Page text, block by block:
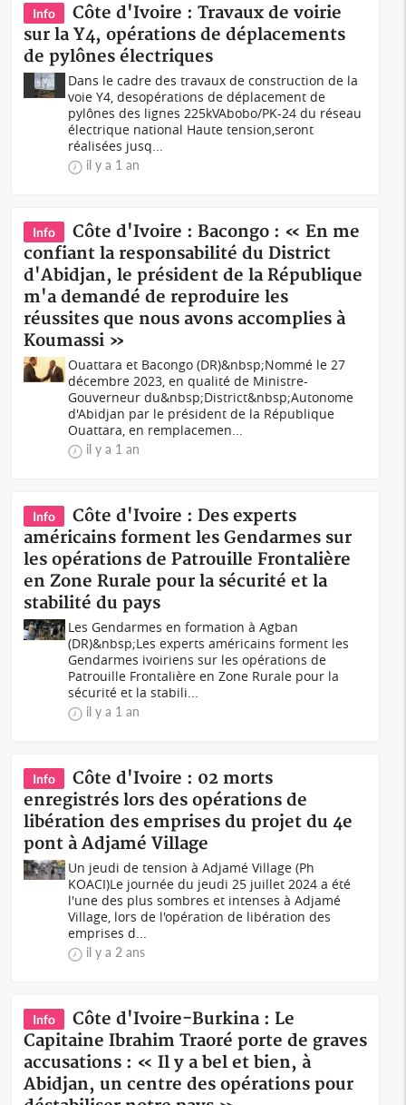
Info
Côte d'Ivoire : Travaux de voirie
sur la Y4, opérations de déplacements
de pylônes électriques
Dans le cadre des travaux de construction de la
voie Y4, desopérations de déplacement de
pylônes des lignes 225kVAbobo/PK-24 du réseau
électrique national Haute tension,seront
réalisées jusq...
il y a 1 an
Info
Côte d'Ivoire : Bacongo : « En me
confiant la responsabilité du District
d'Abidjan, le président de la République
m'a demandé de reproduire les
réussites que nous avons accomplies à
Koumassi »
Ouattara et Bacongo (DR)&nbsp;Nommé le 27
décembre 2023, en qualité de Ministre-
Gouverneur du&nbsp;District&nbsp;Autonome
d'Abidjan par le président de la République
Ouattara, en remplacemen...
il y a 1 an
Info
Côte d'Ivoire : Des experts
américains forment les Gendarmes sur
les opérations de Patrouille Frontalière
en Zone Rurale pour la sécurité et la
stabilité du pays
Les Gendarmes en formation à Agban
(DR)&nbsp;Les experts américains forment les
Gendarmes ivoiriens sur les opérations de
Patrouille Frontalière en Zone Rurale pour la
sécurité et la stabili...
il y a 1 an
Info
Côte d'Ivoire : 02 morts
enregistrés lors des opérations de
libération des emprises du projet du 4e
pont à Adjamé Village
Un jeudi de tension à Adjamé Village (Ph
KOACI)Le journée du jeudi 25 juillet 2024 a été
l'une des plus sombres et intenses à Adjamé
Village, lors de l'opération de libération des
emprises d...
il y a 2 ans
Info
Côte d'Ivoire-Burkina : Le
Capitaine Ibrahim Traoré porte de graves
accusations : « Il y a bel et bien, à
Abidjan, un centre des opérations pour